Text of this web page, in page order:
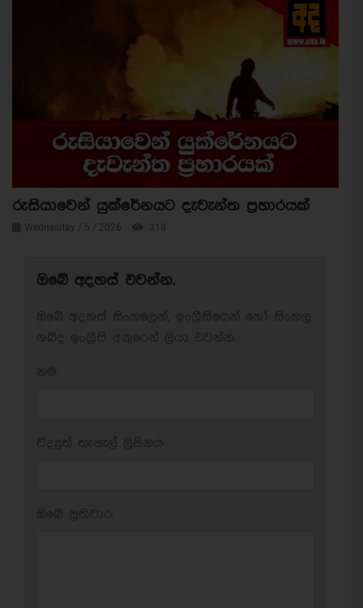
රුසියාවෙන් යුක්රේනයට දැවැන්ත ප්‍රහාරයක්
Wednesday / 5 / 2026 318
ඔබේ අදහස් එවන්න.